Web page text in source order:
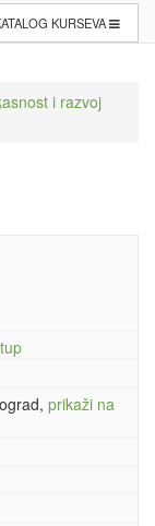
KURSEVA
i razvoj
prikaži na